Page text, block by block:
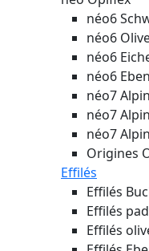
néo6
néo6
néo6
néo6
néo7
néo7
néo7
Origines
Effilés
Effilés
Effilés
Effilés